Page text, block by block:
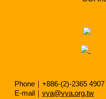
Phone｜+886-(2)-2365 4907
E-mail｜ vya@vya.org.tw